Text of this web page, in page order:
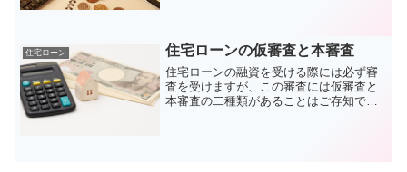
住宅ローン 住宅ローンの仮審査と本審査
住宅ローンの融資を受ける際には必ず審
査を受けますが、この審査には仮審査と
本審査の二種類があることはご存知でし